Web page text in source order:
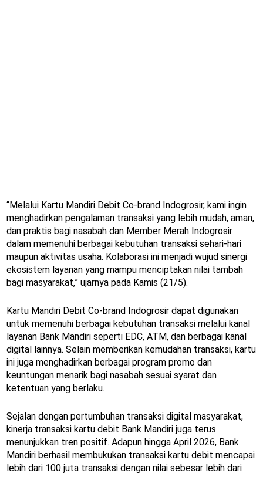
“Melalui Kartu Mandiri Debit Co-brand Indogrosir, kami ingin
menghadirkan pengalaman transaksi yang lebih mudah, aman,
dan praktis bagi nasabah dan Member Merah Indogrosir
dalam memenuhi berbagai kebutuhan transaksi sehari-hari
maupun aktivitas usaha. Kolaborasi ini menjadi wujud sinergi
ekosistem layanan yang mampu menciptakan nilai tambah
bagi masyarakat,” ujarnya pada Kamis (21/5).
Kartu Mandiri Debit Co-brand Indogrosir dapat digunakan
untuk memenuhi berbagai kebutuhan transaksi melalui kanal
layanan Bank Mandiri seperti EDC, ATM, dan berbagai kanal
digital lainnya. Selain memberikan kemudahan transaksi, kartu
ini juga menghadirkan berbagai program promo dan
keuntungan menarik bagi nasabah sesuai syarat dan
ketentuan yang berlaku.
Sejalan dengan pertumbuhan transaksi digital masyarakat,
kinerja transaksi kartu debit Bank Mandiri juga terus
menunjukkan tren positif. Adapun hingga April 2026, Bank
Mandiri berhasil membukukan transaksi kartu debit mencapai
lebih dari 100 juta transaksi dengan nilai sebesar lebih dari